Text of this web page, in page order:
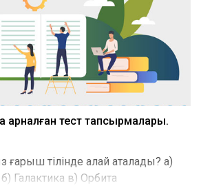
арналған тест тапсырмалары.
тілінде қалай аталады? а)
Галактика в) Орбита